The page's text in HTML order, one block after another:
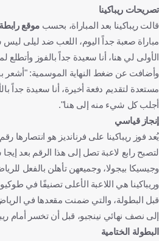
تصريحات ريباكينا
قالت ريباكينا بعد المباراة، بحسبموقع
مباراة صعبة جداً اليوم، اللعب ضد ليلى ليس
الأولى لي هنا، أنا سعيدة جداً بالفوز وأتطلع
وأضافت عن ضغط النهاية الموسمية: "أشعر
مستعدة لتقديم دفعة أخيرة، أنا سعيدة جداً
أجلب كل شيء منه إلى هنا".
إنجاز قياسي
لتصبح رابع لاعبة تصل إلى هذا الرقم بعد إيجا
وجيسيكا بيجولا، وجميعهن تأهلن بالفعل
وريباكينا هي اللاعبة الأعلى تصنيفًا في
قبل البطولة، والتي ضمنت مقعدها في
إلى نصف نهائي نينجبو، قبل أن تخسر أمام
البطولة الختامية